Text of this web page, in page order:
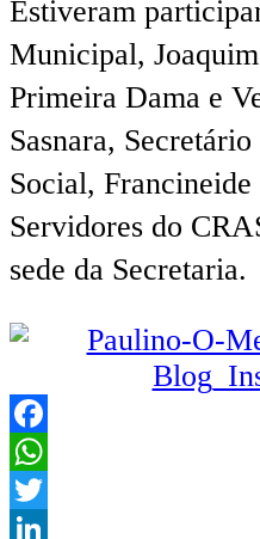
Estiveram
Municipal,
Primeira Dama e
Sasnara,
Social,
Servidores do
sede da Secretaria.
Facebook
WhatsApp
Twitter